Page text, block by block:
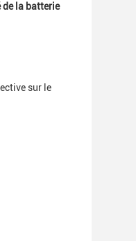
de la batterie
sur le